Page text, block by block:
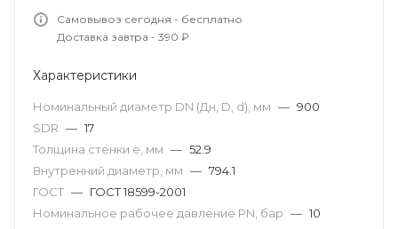
Самовывоз сегодня - бесплатно
Доставка завтра - 390 ₽
Характеристики
Номинальный диаметр DN (Дн, D, d), мм — 900
SDR — 17
Толщина стенки e, мм — 52.9
Внутренний диаметр, мм — 794.1
ГОСТ — ГОСТ 18599-2001
Номинальное рабочее давление PN, бар — 10